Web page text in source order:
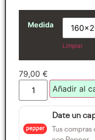
Medida
Limpiar
79,00 €
Añadir al
Date un
Tus